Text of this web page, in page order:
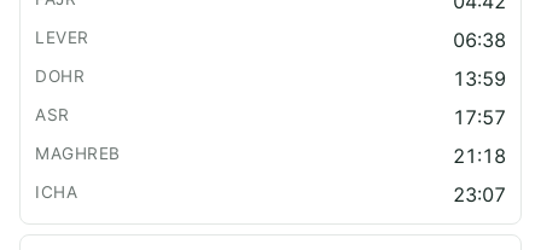
06:38
13:59
17:57
21:18
23:07